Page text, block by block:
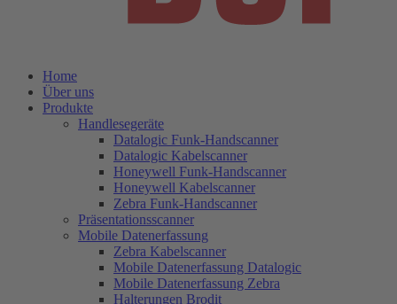
Home
Über uns
Produkte
Handlesegeräte
Datalogic Funk-Handscanner
Datalogic Kabelscanner
Honeywell Funk-Handscanner
Honeywell Kabelscanner
Zebra Funk-Handscanner
Präsentationsscanner
Mobile Datenerfassung
Zebra Kabelscanner
Mobile Datenerfassung Datalogic
Mobile Datenerfassung Zebra
Halterungen Brodit